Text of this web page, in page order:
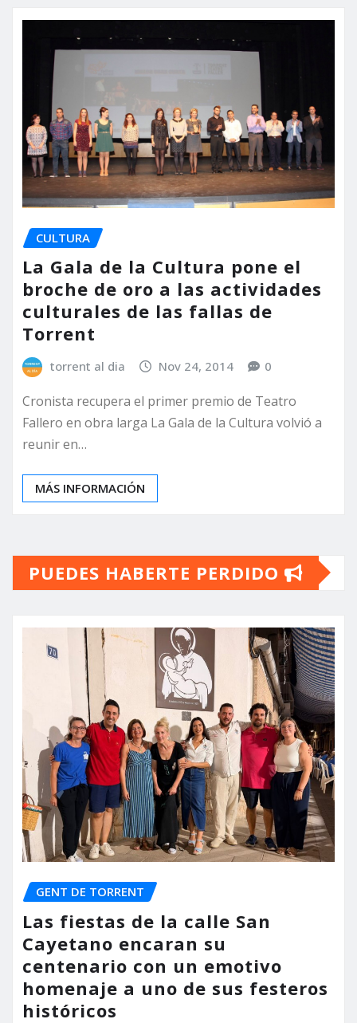
CULTURA
La Gala de la Cultura pone el
broche de oro a las actividades
culturales de las fallas de
Torrent
torrent al dia Nov 24, 2014 0
Cronista recupera el primer premio de Teatro
Fallero en obra larga La Gala de la Cultura volvió a
reunir en…
MÁS INFORMACIÓN
PUEDES HABERTE PERDIDO
GENT DE TORRENT
Las fiestas de la calle San
Cayetano encaran su
centenario con un emotivo
homenaje a uno de sus festeros
históricos